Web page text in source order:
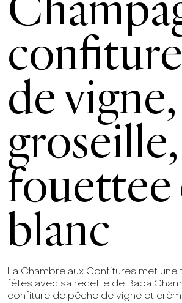
de vigne,
fouettee
blanc
La Chambre aux Confitures met
fêtes avec sa recette de Baba
confiture de pêche de vigne et